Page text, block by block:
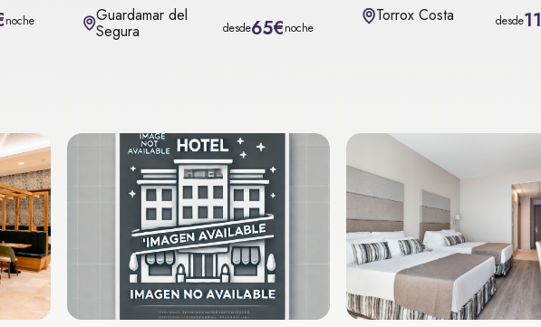
noche Guardamar del
Segura desde65€noche
Torrox Costa desde